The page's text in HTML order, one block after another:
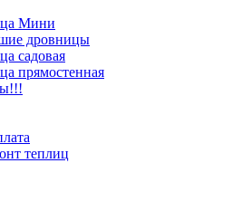
Мини
дровницы
садовая
прямостенная
теплиц